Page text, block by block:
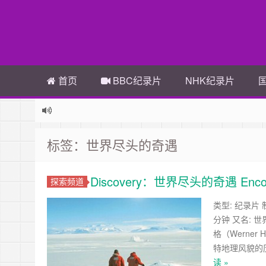
首页 BBC纪录片 NHK纪录片
标签：世界尽头的奇遇
探索频道 Discovery：世界尽头的奇遇
类型: 纪录片
分钟 又名: 世
格（Werner
特地理风貌
读 »